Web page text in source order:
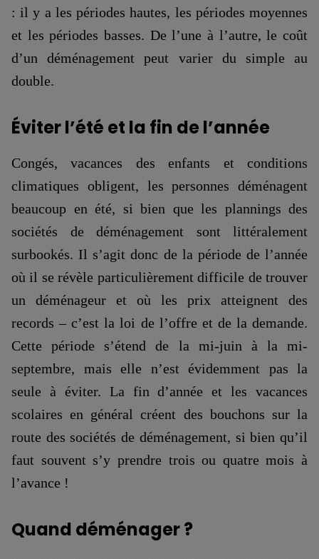
: il y a les périodes hautes, les périodes moyennes
et les périodes basses. De l’une à l’autre, le coût
d’un déménagement peut varier du simple au
double.
Éviter l’été et la fin de l’année
Congés, vacances des enfants et conditions
climatiques obligent, les personnes déménagent
beaucoup en été, si bien que les plannings des
sociétés de déménagement sont littéralement
surbookés. Il s’agit donc de la période de l’année
où il se révèle particulièrement difficile de trouver
un déménageur et où les prix atteignent des
records – c’est la loi de l’offre et de la demande.
Cette période s’étend de la mi-juin à la mi-
septembre, mais elle n’est évidemment pas la
seule à éviter. La fin d’année et les vacances
scolaires en général créent des bouchons sur la
route des sociétés de déménagement, si bien qu’il
faut souvent s’y prendre trois ou quatre mois à
l’avance !
Quand déménager ?